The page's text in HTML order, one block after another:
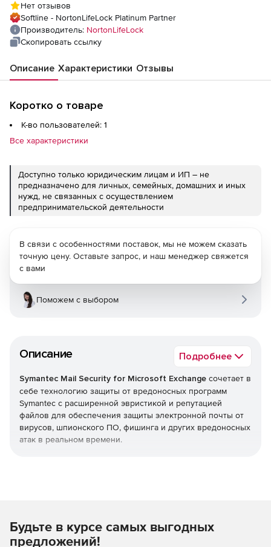
ESSENTIAL на 1 год
Нет отзывов
Softline - NortonLifeLock Platinum Partner
Производитель: NortonLifeLock
Скопировать ссылку
Описание Характеристики Отзывы
Коротко о товаре
К-во пользователей: 1
Все характеристики
Доступно только юридическим лицам и ИП – не
предназначено для личных, семейных, домашних и иных
нужд, не связанных с осуществлением
предпринимательской деятельности
Описание Подробнее
Symantec Mail Security for Microsoft Exchange сочетает в
себе технологию защиты от вредоносных программ
Symantec с расширенной эвристикой и репутацией
файлов для обеспечения защиты электронной почты от
вирусов, шпионского ПО, фишинга и других вредоносных
атак в реальном времени.
применяет политики фильтрации содержимого в Microsoft
Exchange Server 2010, 2013, 2016 и 2019, поддерживая
В связи с особенностями поставок, мы не можем сказать
точную цену. Оставьте запрос, и наш менеджер свяжется
с вами
Поможем с выбором
Будьте в курсе самых выгодных
предложений!